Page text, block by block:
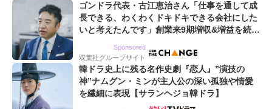
ゴンドラ代表・古江恵治さん「仕事を通して成
長できる、わくわくドキドキできる会社にした
いと考えたんです」創業来9期増収&増益を続け
Sponsored
双葉社グループサイト
韓ドラ史上に残る名作史劇『恋人』”演技の
神”ナムグン・ミンが主人公の深い孤独や情愛
を繊細に表現【サランヘジョ韓ドラ】